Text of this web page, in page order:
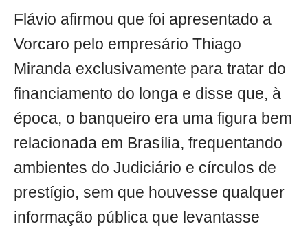
Flávio afirmou que foi apresentado a
Vorcaro pelo empresário Thiago
Miranda exclusivamente para tratar do
financiamento do longa e disse que, à
época, o banqueiro era uma figura bem
relacionada em Brasília, frequentando
ambientes do Judiciário e círculos de
prestígio, sem que houvesse qualquer
informação pública que levantasse